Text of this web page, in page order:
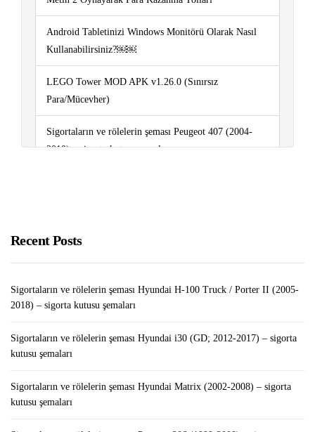
Android Tabletinizi Windows Monitörü Olarak Nasıl
Kullanabilirsiniz?￼￼
LEGO Tower MOD APK v1.26.0 (Sınırsız
Para/Mücevher)
Sigortaların ve rölelerin şeması Peugeot 407 (2004-
2010) – sigorta kutusu şemaları
Recent Posts
Sigortaların ve rölelerin şeması Hyundai H-100 Truck / Porter II (2005-
2018) – sigorta kutusu şemaları
Sigortaların ve rölelerin şeması Hyundai i30 (GD; 2012-2017) – sigorta
kutusu şemaları
Sigortaların ve rölelerin şeması Hyundai Matrix (2002-2008) – sigorta
kutusu şemaları